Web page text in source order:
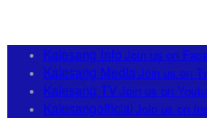
Kalesang Info Join us on
Kalesang Media Join us on
Kalesang TVJoin us on
Kalesangofficial Join us on